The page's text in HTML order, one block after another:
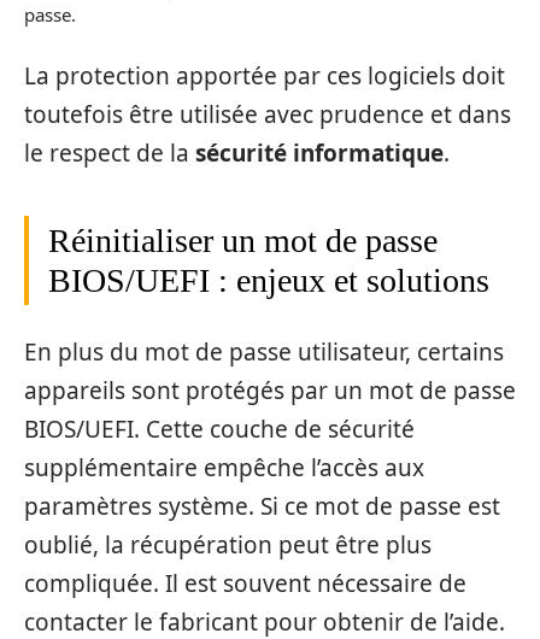
passe.
La protection apportée par ces logiciels doit
toutefois être utilisée avec prudence et dans
le respect de la sécurité informatique.
Réinitialiser un mot de passe
BIOS/UEFI : enjeux et solutions
En plus du mot de passe utilisateur, certains
appareils sont protégés par un mot de passe
BIOS/UEFI. Cette couche de sécurité
supplémentaire empêche l’accès aux
paramètres système. Si ce mot de passe est
oublié, la récupération peut être plus
compliquée. Il est souvent nécessaire de
contacter le fabricant pour obtenir de l’aide.